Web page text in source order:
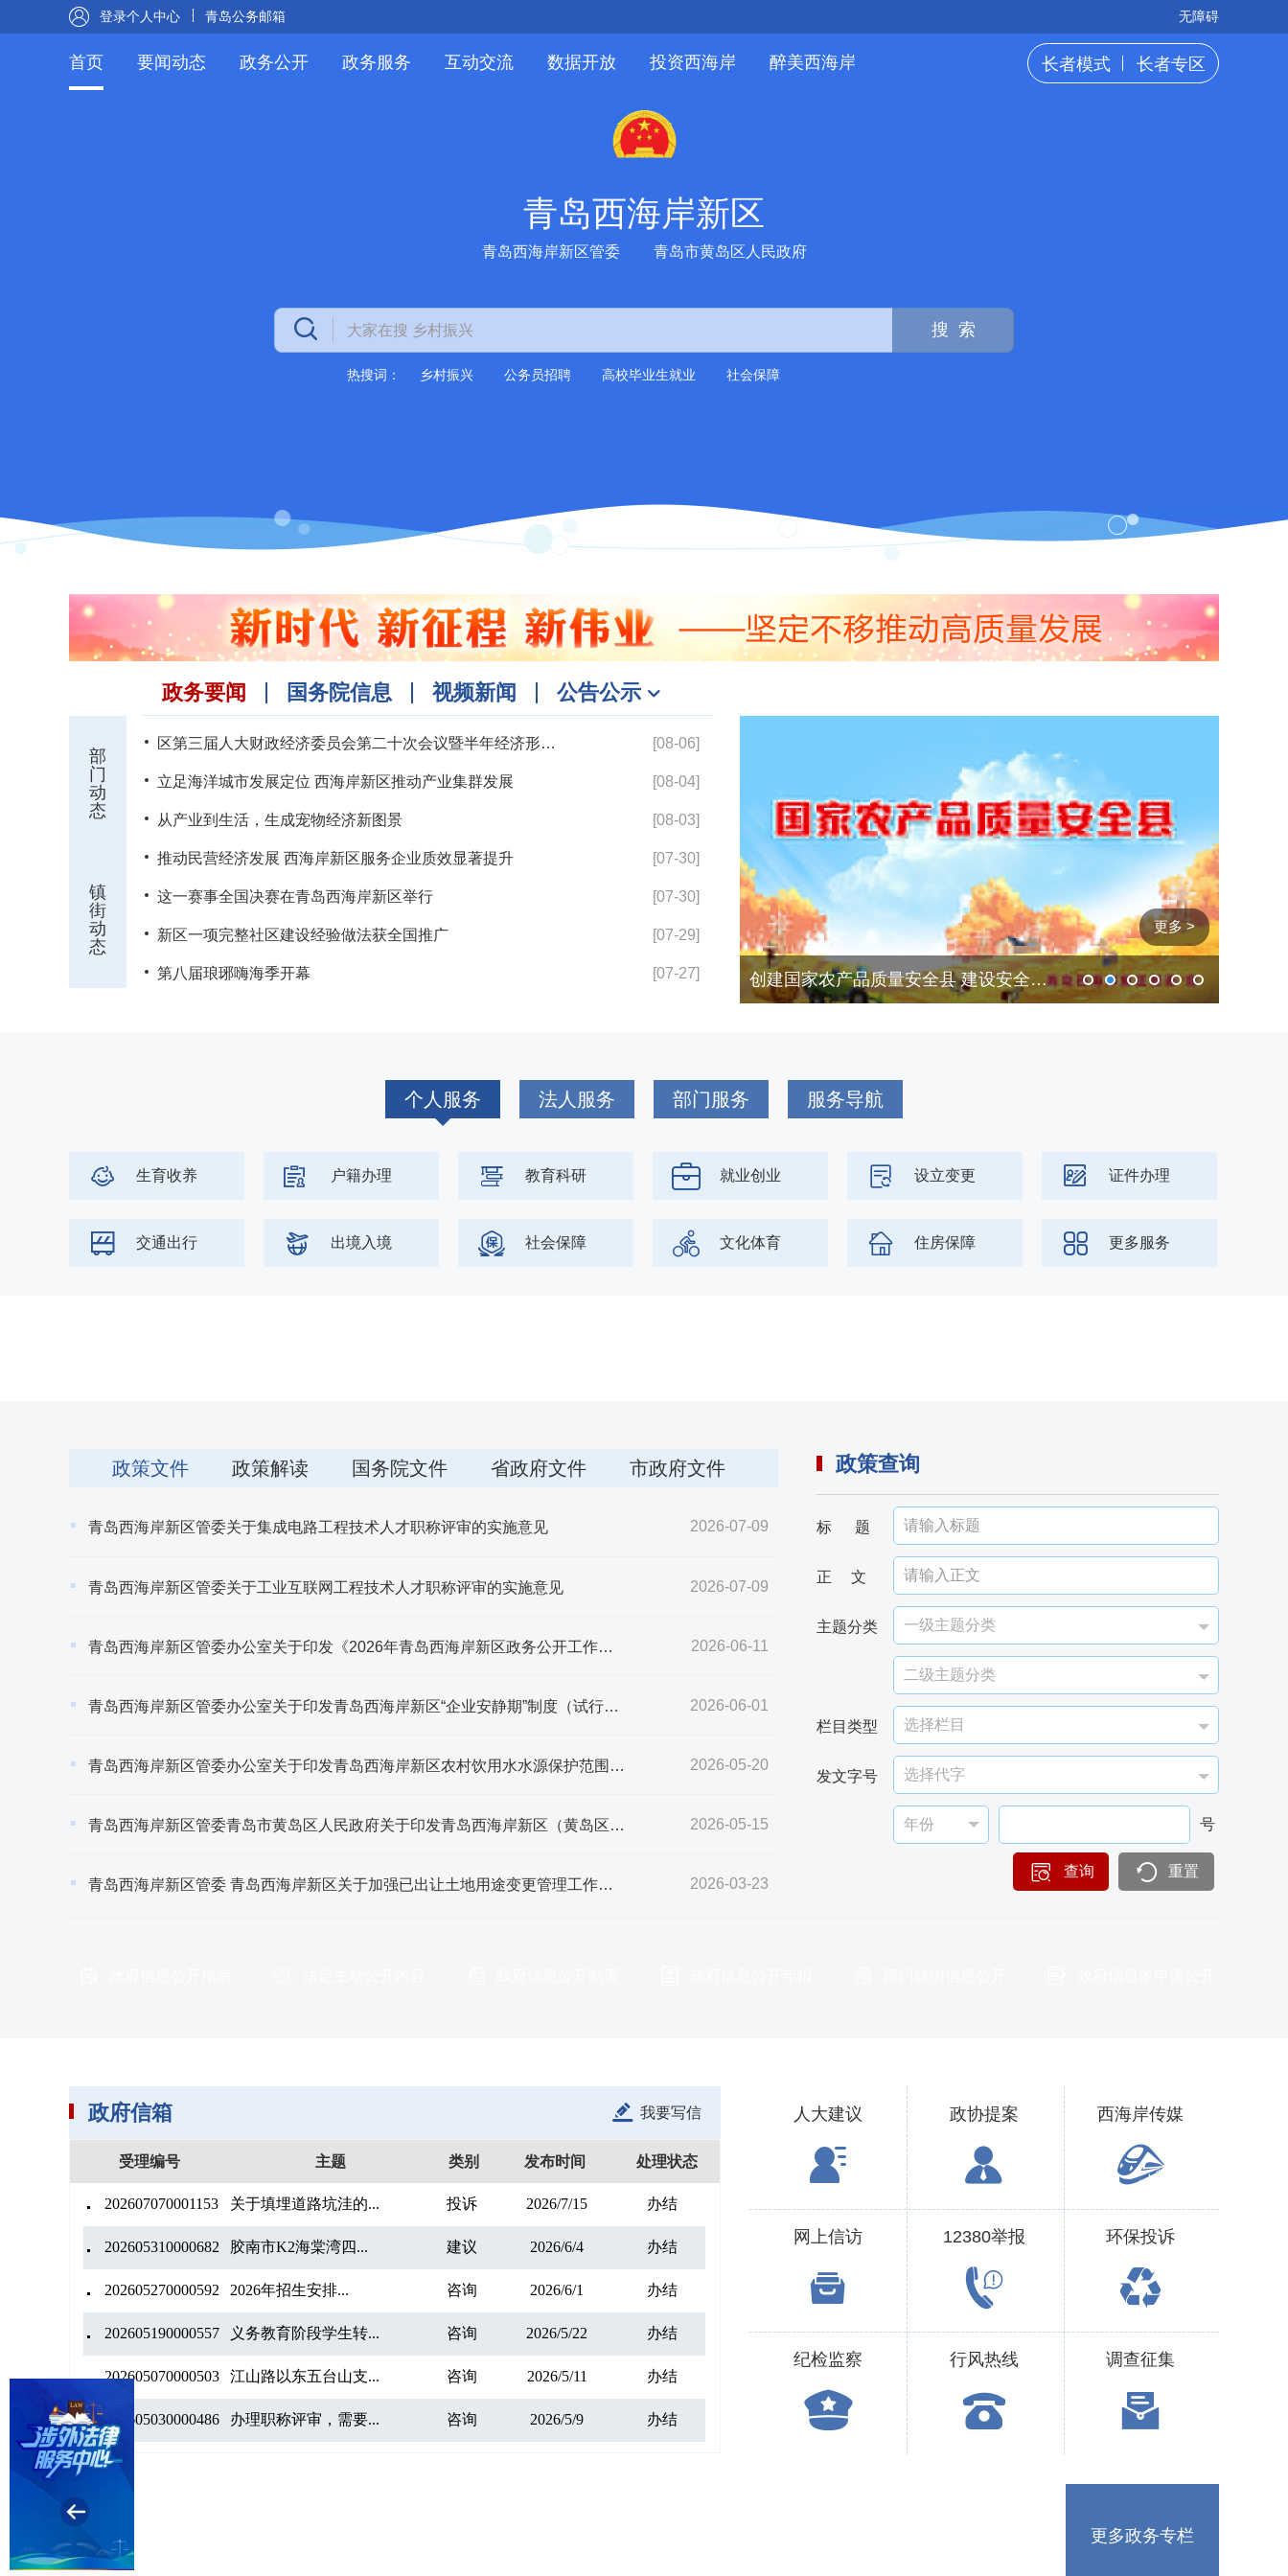
首页 要闻动态 政务公开 政务服务 互动交流 数据开放 投资西海岸 醉美西海岸
登录个人中心 青岛公务邮箱 无障碍
长者模式 长者专区
青岛西海岸新区
青岛西海岸新区管委 青岛市黄岛区人民政府
搜 索
热搜词： 乡村振兴 公务员招聘 高校毕业生就业 社会保障
政务要闻 国务院信息 视频新闻 公告公示
部
门
动
态
镇
街
动
态
区第三届人大财政经济委员会第二十次会议暨半年经济形势分析会议召开 [08-06]
立足海洋城市发展定位 西海岸新区推动产业集群发展 [08-04]
从产业到生活，生成宠物经济新图景 [08-03]
推动民营经济发展 西海岸新区服务企业质效显著提升 [07-30]
这一赛事全国决赛在青岛西海岸新区举行 [07-30]
新区一项完整社区建设经验做法获全国推广 [07-29]
第八届琅琊嗨海季开幕 [07-27]
习近平：加快建设健康中国 创建国家农产品质量安全县 建设安全和谐美丽新黄岛
更多 >
个人服务 法人服务 部门服务 服务导航
生育收养 户籍办理 教育科研 就业创业 设立变更 证件办理
交通出行 出境入境 社会保障 文化体育 住房保障 更多服务
政策文件 政策解读 国务院文件 省政府文件 市政府文件
青岛西海岸新区管委关于集成电路工程技术人才职称评审的实施意见 2026-07-09
青岛西海岸新区管委关于工业互联网工程技术人才职称评审的实施意见 2026-07-09
青岛西海岸新区管委办公室关于印发《2026年青岛西海岸新区政务公开工作要点》的通知 2026-06-11
青岛西海岸新区管委办公室关于印发青岛西海岸新区“企业安静期”制度（试行）的通知 2026-06-01
青岛西海岸新区管委办公室关于印发青岛西海岸新区农村饮用水水源保护范围的通知 2026-05-20
青岛西海岸新区管委青岛市黄岛区人民政府关于印发青岛西海岸新区（黄岛区）国民经济和社会发展第十五个五年规划纲要的通知 2026-05-15
青岛西海岸新区管委 青岛西海岸新区关于加强已出让土地用途变更管理工作的通知 2026-03-23
政策查询
标 题
正 文
主题分类
栏目类型
发文字号
号
查询 重置
政府信箱 我要写信
受理编号 主题 类别 发布时间 处理状态
人大建议 政协提案 西海岸传媒
网上信访 12380举报 环保投诉
纪检监察 行风热线 调查征集
更多政务专栏